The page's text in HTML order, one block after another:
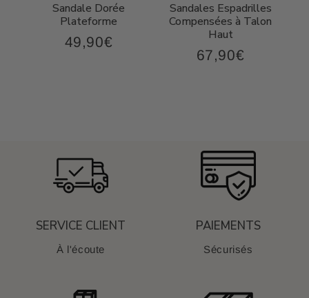
Sandale Dorée
Plateforme
Prix
49,90€
Sandales Espadrilles
Compensées à Talon
Haut
Prix
67,90€
SERVICE CLIENT
À l'écoute
PAIEMENTS
Sécurisés